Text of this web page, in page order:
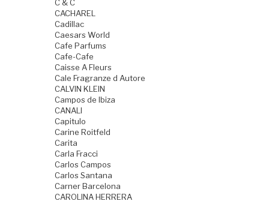
C & C
CACHAREL
Cadillac
Caesars World
Cafe Parfums
Cafe-Cafe
Caisse A Fleurs
Cale Fragranze d Autore
CALVIN KLEIN
Campos de Ibiza
CANALI
Capitulo
Carine Roitfeld
Carita
Carla Fracci
Carlos Campos
Carlos Santana
Carner Barcelona
CAROLINA HERRERA